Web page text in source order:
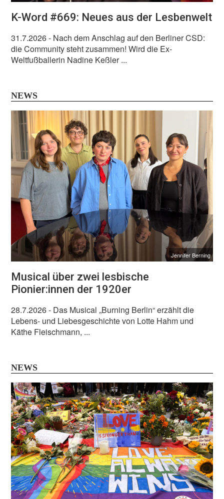
K-Word #669: Neues aus der Lesbenwelt
31.7.2026- Nach dem Anschlag auf den Berliner CSD:
die Community steht zusammen! Wird die Ex-
Weltfußballerin Nadine Keßler ...
NEWS
Jennifer Berning
Musical über zwei lesbische
Pionier:innen der 1920er
28.7.2026- Das Musical „Burning Berlin“ erzählt die
Lebens- und Liebesgeschichte von Lotte Hahm und
Käthe Fleischmann, ...
NEWS